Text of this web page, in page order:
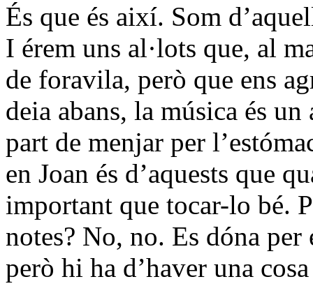
És que és així. Som
I érem uns al·lots que, al
de foravila, però que ens
deia abans, la música és
part de menjar per
en Joan és d’aquests que
important que tocar-lo bé.
notes? No, no. Es dóna per
però hi ha d’haver una